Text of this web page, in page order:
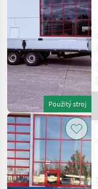
Použitý stroj